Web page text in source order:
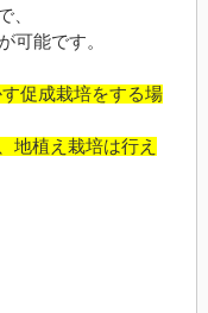
、
可能です。
促成栽培をする場
地植え栽培は行え